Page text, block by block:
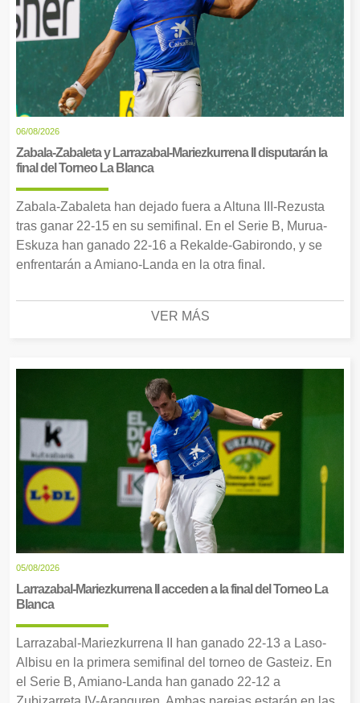
06/08/2026
Zabala-Zabaleta y Larrazabal-Mariezkurrena II disputarán la
final del Torneo La Blanca
Zabala-Zabaleta han dejado fuera a Altuna III-Rezusta
tras ganar 22-15 en su semifinal. En el Serie B, Murua-
Eskuza han ganado 22-16 a Rekalde-Gabirondo, y se
enfrentarán a Amiano-Landa en la otra final.
VER MÁS
05/08/2026
Larrazabal-Mariezkurrena II acceden a la final del Torneo La
Blanca
Larrazabal-Mariezkurrena II han ganado 22-13 a Laso-
Albisu en la primera semifinal del torneo de Gasteiz. En
el Serie B, Amiano-Landa han ganado 22-12 a